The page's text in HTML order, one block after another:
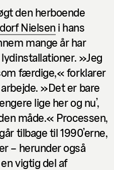
den herboende
Nielsen i hans
mange år har
»Jeg
færdige,« forklarer
»Det er bare
lige her og nu’,
måde.« Processen,
tilbage til 1990’erne,
– herunder også
vigtig del af